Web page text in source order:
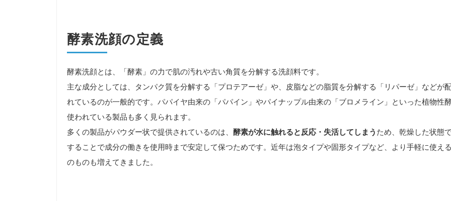
酵素洗顔の定義
酵素洗顔とは、「酵素」の力で肌の汚れや古い角質を分解する洗顔料です。
主な成分としては、タンパク質を分解する「プロテアーゼ」や、皮脂などの脂質を分解する「リパーゼ」などが
れているのが一般的です。パパイヤ由来の「パパイン」やパイナップル由来の「ブロメライン」といった植物性
使われている製品も多く見られます。
多くの製品がパウダー状で提供されているのは、 酵素が水に触れると反応・失活してしまう ため、乾燥した状態
することで成分の働きを使用時まで安定して保つためです。近年は泡タイプや固形タイプなど、より手軽に使え
のものも増えてきました。